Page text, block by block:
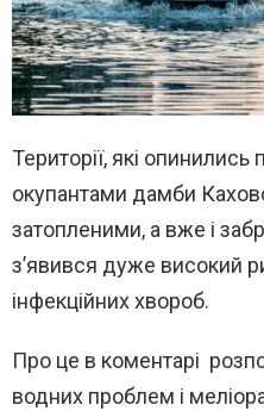
Території, які
окупантами дамби
затопленими, а вже і
з’явився дуже високий
інфекційних хвороб.
Про це в коментарі
водних проблем і